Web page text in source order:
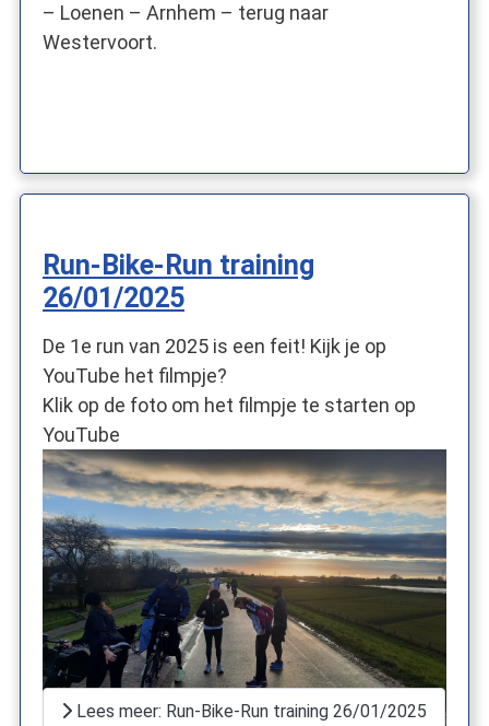
– Loenen – Arnhem – terug naar
Westervoort.
Run-Bike-Run training
26/01/2025
De 1e run van 2025 is een feit! Kijk je op
YouTube het filmpje?
Klik op de foto om het filmpje te starten op
YouTube
Lees meer: Run-Bike-Run training 26/01/2025